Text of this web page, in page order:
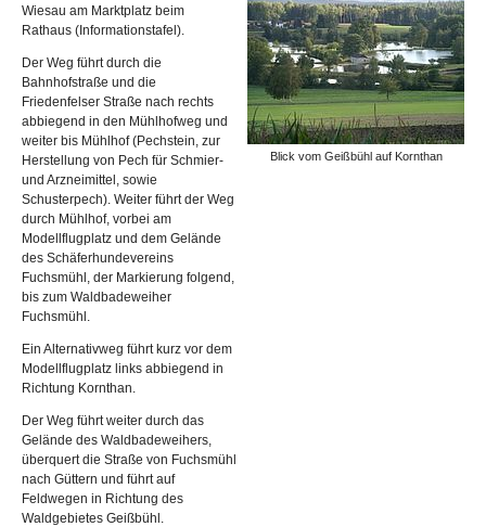
Blick vom Geißbühl auf Kornthan
Wiesau am Marktplatz beim
Rathaus (Informationstafel).
Der Weg führt durch die
Bahnhofstraße und die
Friedenfelser Straße nach rechts
abbiegend in den Mühlhofweg und
weiter bis Mühlhof (Pechstein, zur
Herstellung von Pech für Schmier-
und Arzneimittel, sowie
Schusterpech). Weiter führt der Weg
durch Mühlhof, vorbei am
Modellflugplatz und dem Gelände
des Schäferhundevereins
Fuchsmühl, der Markierung folgend,
bis zum Waldbadeweiher
Fuchsmühl.
Ein Alternativweg führt kurz vor dem
Modellflugplatz links abbiegend in
Richtung Kornthan.
Der Weg führt weiter durch das
Gelände des Waldbadeweihers,
überquert die Straße von Fuchsmühl
nach Güttern und führt auf
Feldwegen in Richtung des
Waldgebietes Geißbühl.